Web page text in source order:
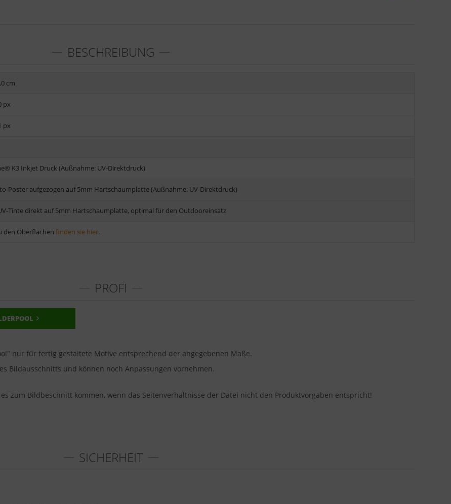
BESCHREIBUNG
cm
px
px
K3 Inkjet Druck (Außnahme: UV-Direktdruck)
Poster aufgezogen auf 5mm Hartschaumplatte (Außnahme: UV-Direktdruck)
Tinte direkt auf 5mm Hartschaumplatte, optimal für den Outdooreinsatz
den Oberflächen finden sie hier.
PROFI
nur für fertig gestaltete Motive entsprechend der angegebenen Maße.
Bildausschnitts und können noch Anpassungen vornehmen.
zum Bildbeschnitt kommen, wenn das Seitenverhältnisse der Datei nicht den Produktvorgaben entspricht!
SICHERHEIT